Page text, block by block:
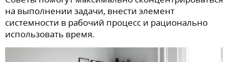
на выполнении задачи, внести элемент
системности в рабочий процесс и рационально
использовать время.